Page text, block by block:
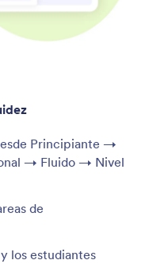
Principiante →
→ Fluido → Nivel
de
los estudiantes